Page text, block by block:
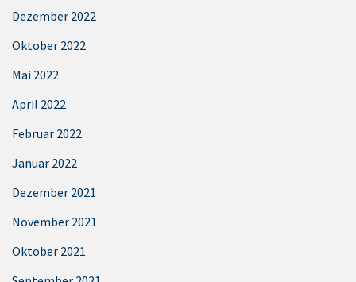
Dezember 2022
Oktober 2022
Mai 2022
April 2022
Februar 2022
Januar 2022
Dezember 2021
November 2021
Oktober 2021